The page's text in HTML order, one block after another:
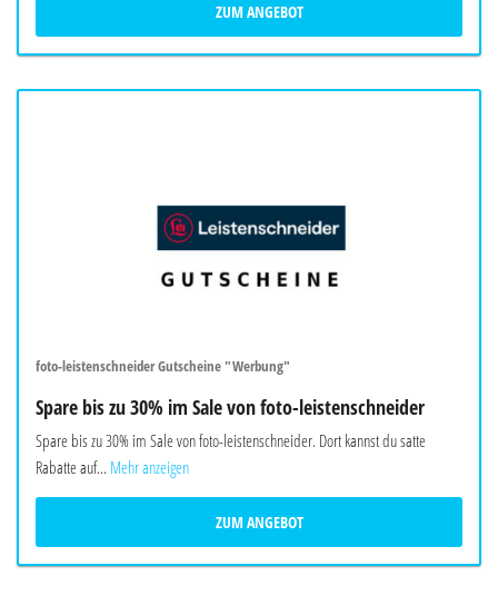
ZUM ANGEBOT
foto-leistenschneider Gutscheine "Werbung"
Spare bis zu 30% im Sale von foto-leistenschneider
Spare bis zu 30% im Sale von foto-leistenschneider. Dort kannst du satte
Rabatte auf... Mehr anzeigen
ZUM ANGEBOT